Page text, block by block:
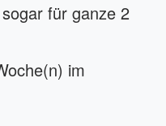
für ganze 2
im